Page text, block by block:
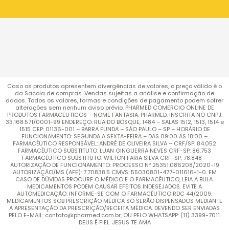
Caso os produtos apresentem divergências de valores, o preço válido é o
da Sacola de compras. Vendas sujeitas a análise e confirmação de
dados. Todos os valores, formas e condições de pagamento podem sofrer
alterações sem nenhum aviso prévio. PHARMED COMERCIO ONLINE DE
PRODUTOS FARMACEUTICOS – NOME FANTASIA: PHARMED. INSCRITA NO CNPJ:
33.168.571/0001-99 ENDEREÇO: RUA DO BOSQUE, 1484 – SALAS 1512, 1513, 1514 e
1515 CEP: 01136-001 – BARRA FUNDA – SÃO PAULO – SP – HORÁRIO DE
FUNCIONAMENTO: SEGUNDA A SEXTA-FEIRA – DAS 09:00 AS 18:00 –
FARMACÊUTICO RESPONSÁVEL: ANDRÉ DE OLIVEIRA SILVA – CRF/SP: 84.052
FARMACÊUTICO SUBSTITUTO: LUAN GINGUERRA NEVES CRF-SP: 86.753
FARMACÊUTICO SUBSTITUTO: WILTON FARIA SILVA CRF-SP: 78.848 –
AUTORIZAÇÃO DE FUNCIONAMENTO: PROCESSO Nº 25351.086208/2020-19
AUTORIZAÇÃO/MS (AFE): 7.70838.5 CMVS: 55030801-477-011616-1-0. EM
CASO DE DÚVIDAS PROCURE O MÉDICO E O FARMACÊUTICO, LEIA A BULA.
MEDICAMENTOS PODEM CAUSAR EFEITOS INDESEJADOS. EVITE A
AUTOMEDICAÇÃO: INFORME-SE COM O FARMACÊUTICO RDC 44/2009.
MEDICAMENTOS SOB PRESCRIÇÃO MÉDICA SÓ SERÃO DISPENSADOS MEDIANTE
A APRESENTAÇÃO DA PRESCRIÇÃO/RECEITA MÉDICA. DEVENDO SER ENVIADAS
PELO E-MAIL: contato@pharmed.com.br, OU PELO WHATSAPP: (11) 3399-7011.
DEUS É FIEL. JESUS TE AMA